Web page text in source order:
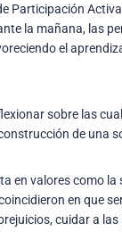
Participación
la mañana, las
el
sobre las
de una
en valores como
en que
cuidar a